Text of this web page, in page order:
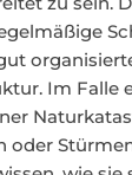
Im Falle